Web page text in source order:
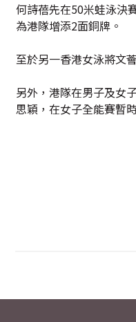
何詩蓓先在50米蛙泳決
為港隊增添2面銅牌。
至於另一香港女泳將文
另外，港隊在男子及女
思穎，在女子全能賽暫